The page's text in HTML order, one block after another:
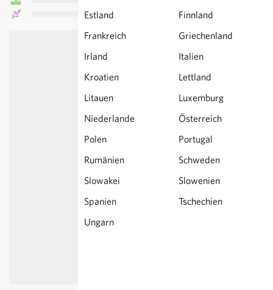
Estland
Finnland
Frankreich
Griechenland
Irland
Italien
Kroatien
Lettland
Litauen
Luxemburg
Niederlande
Österreich
Polen
Portugal
Rumänien
Schweden
Slowakei
Slowenien
Spanien
Tschechien
Ungarn